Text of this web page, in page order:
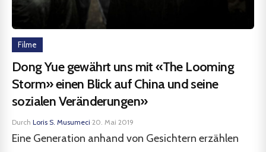
Filme
Dong Yue gewährt uns mit «The Looming
Storm» einen Blick auf China und seine
sozialen Veränderungen»
Durch Loris S. Musumeci·20. Mai 2019
Eine Generation anhand von Gesichtern erzählen